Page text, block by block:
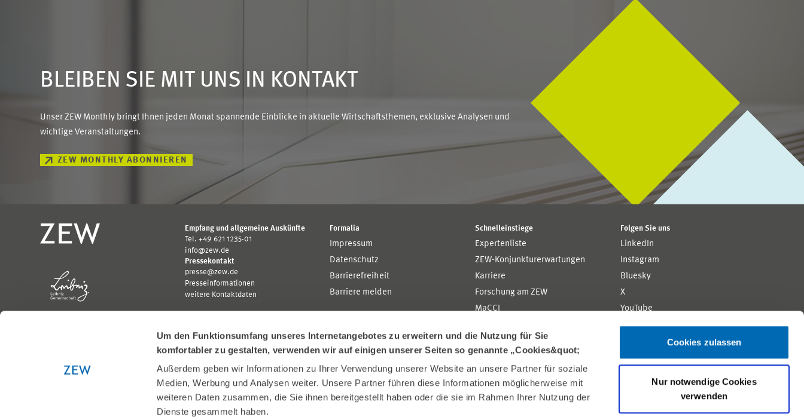
Um den Funktionsumfang unseres Internetangebotes zu erweitern und die Nutzung für Sie
komfortabler zu gestalten, verwenden wir auf einigen unserer Seiten so genannte „Cookies&quot;
Außerdem geben wir Informationen zu Ihrer Verwendung unserer Website an unsere Partner für soziale
Medien, Werbung und Analysen weiter. Unsere Partner führen diese Informationen möglicherweise mit
weiteren Daten zusammen, die Sie ihnen bereitgestellt haben oder die sie im Rahmen Ihrer Nutzung der
Dienste gesammelt haben.
Cookies zulassen
Nur notwendige Cookies
verwenden
BLEIBEN SIE MIT UNS IN KONTAKT
Unser ZEW Monthly bringt Ihnen jeden Monat spannende Einblicke in aktuelle Wirtschaftsthemen, exklusive Analysen und
wichtige Veranstaltungen.
ZEW MONTHLY ABONNIEREN
Empfang und allgemeine Auskünfte
Tel. +49 621 1235-01
info@zew.de
Pressekontakt
presse@zew.de
Presseinformationen
weitere Kontaktdaten
Formalia
Impressum
Datenschutz
Barrierefreiheit
Barriere melden
Schnelleinstiege
Expertenliste
ZEW-Konjunkturerwartungen
Karriere
Forschung am ZEW
MaCCI
Folgen Sie uns
LinkedIn
Instagram
Bluesky
X
YouTube
Flickr
Gefördert von:
Ministerium
Wissenschaft,